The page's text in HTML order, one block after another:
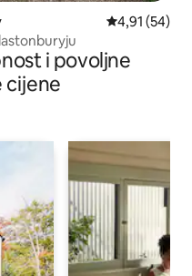
Prosječna
4,91 (54)
i povoljne
cijene